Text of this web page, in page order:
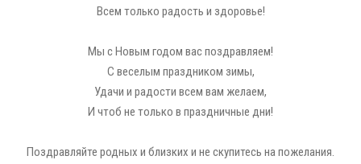
Всем только радость и здоровье!
Мы с Новым годом вас поздравляем!
С веселым праздником зимы,
Удачи и радости всем вам желаем,
И чтоб не только в праздничные дни!
Поздравляйте родных и близких и не скупитесь на пожелания.